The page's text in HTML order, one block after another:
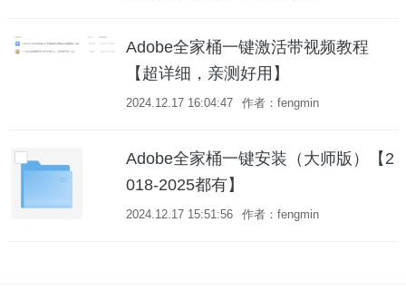
Adobe全家桶一键激活带视频教程
【超详细，亲测好用】
2024.12.17 16:04:47 作者：fengmin
Adobe全家桶一键安装（大师版）【2
018-2025都有】
2024.12.17 15:51:56 作者：fengmin